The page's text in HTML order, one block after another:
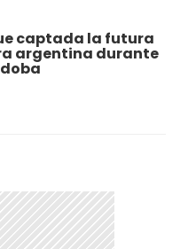
captada la futura
argentina durante